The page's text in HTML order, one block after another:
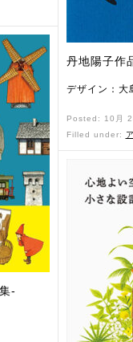
-
丹地陽子作
デザイン：大
Posted: 10月
Filled under: